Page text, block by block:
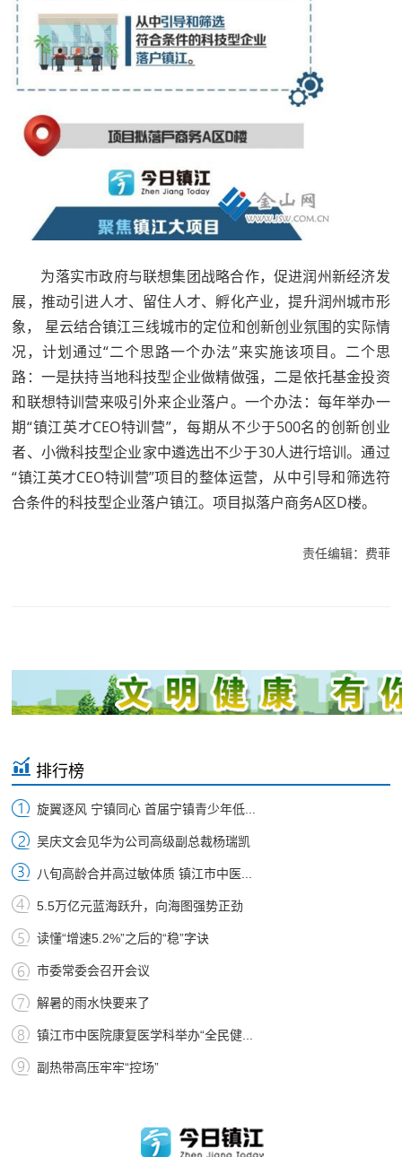
为落实市政府与联想集团战略合作，促进润州新经济发
展，推动引进人才、留住人才、孵化产业，提升润州城市形
象， 星云结合镇江三线城市的定位和创新创业氛围的实际情
况，计划通过“二个思路一个办法”来实施该项目。二个思
路：一是扶持当地科技型企业做精做强，二是依托基金投资
和联想特训营来吸引外来企业落户。一个办法：每年举办一
期“镇江英才CEO特训营”，每期从不少于500名的创新创业
者、小微科技型企业家中遴选出不少于30人进行培训。通过
“镇江英才CEO特训营”项目的整体运营，从中引导和筛选符
合条件的科技型企业落户镇江。项目拟落户商务A区D楼。
责任编辑：费菲
排行榜
旋翼逐风 宁镇同心 首届宁镇青少年低...
吴庆文会见华为公司高级副总裁杨瑞凯
八旬高龄合并高过敏体质 镇江市中医...
5.5万亿元蓝海跃升，向海图强势正劲
读懂“增速5.2%”之后的“稳”字诀
市委常委会召开会议
解暑的雨水快要来了
镇江市中医院康复医学科举办“全民健...
副热带高压牢牢“控场”